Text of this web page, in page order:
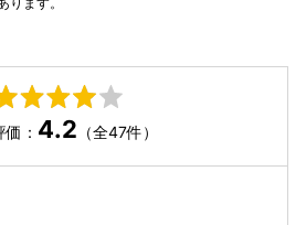
： 4.2 （全47件）